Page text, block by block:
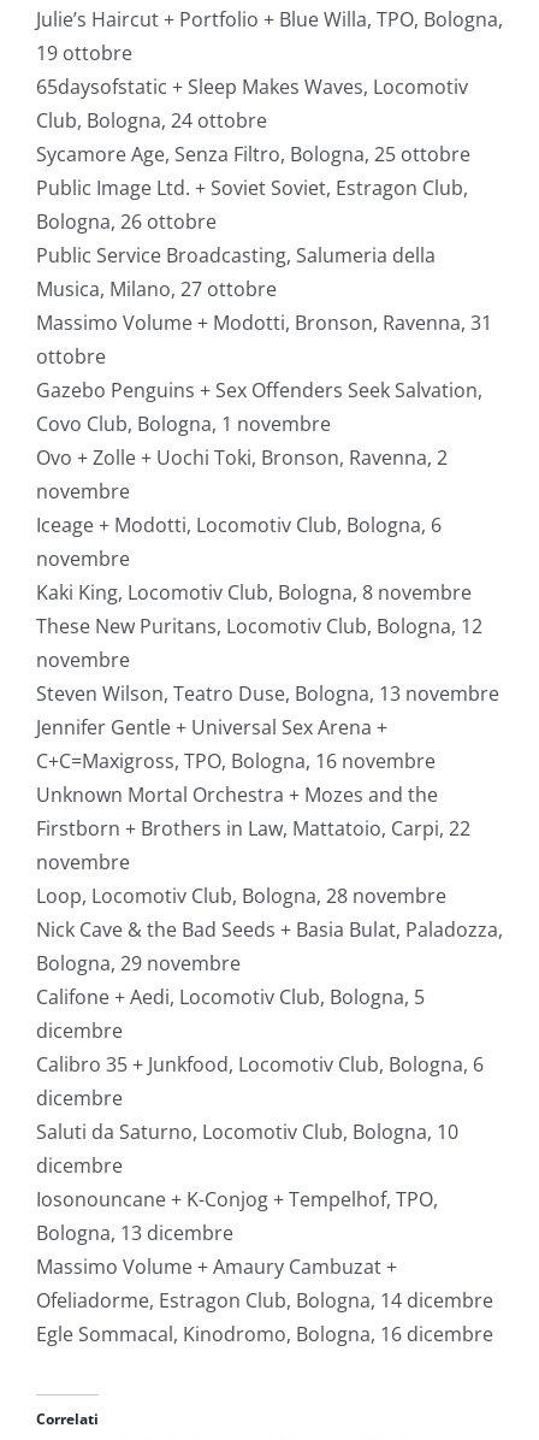
Julie’s Haircut + Portfolio + Blue Willa, TPO, Bologna,
19 ottobre
65daysofstatic + Sleep Makes Waves, Locomotiv
Club, Bologna, 24 ottobre
Sycamore Age, Senza Filtro, Bologna, 25 ottobre
Public Image Ltd. + Soviet Soviet, Estragon Club,
Bologna, 26 ottobre
Public Service Broadcasting, Salumeria della
Musica, Milano, 27 ottobre
Massimo Volume + Modotti, Bronson, Ravenna, 31
ottobre
Gazebo Penguins + Sex Offenders Seek Salvation,
Covo Club, Bologna, 1 novembre
Ovo + Zolle + Uochi Toki, Bronson, Ravenna, 2
novembre
Iceage + Modotti, Locomotiv Club, Bologna, 6
novembre
Kaki King, Locomotiv Club, Bologna, 8 novembre
These New Puritans, Locomotiv Club, Bologna, 12
novembre
Steven Wilson, Teatro Duse, Bologna, 13 novembre
Jennifer Gentle + Universal Sex Arena +
C+C=Maxigross, TPO, Bologna, 16 novembre
Unknown Mortal Orchestra + Mozes and the
Firstborn + Brothers in Law, Mattatoio, Carpi, 22
novembre
Loop, Locomotiv Club, Bologna, 28 novembre
Nick Cave & the Bad Seeds + Basia Bulat, Paladozza,
Bologna, 29 novembre
Califone + Aedi, Locomotiv Club, Bologna, 5
dicembre
Calibro 35 + Junkfood, Locomotiv Club, Bologna, 6
dicembre
Saluti da Saturno, Locomotiv Club, Bologna, 10
dicembre
Iosonouncane + K-Conjog + Tempelhof, TPO,
Bologna, 13 dicembre
Massimo Volume + Amaury Cambuzat +
Ofeliadorme, Estragon Club, Bologna, 14 dicembre
Egle Sommacal, Kinodromo, Bologna, 16 dicembre
Correlati